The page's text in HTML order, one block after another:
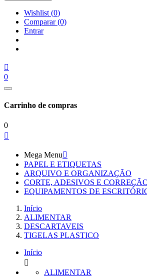
Wishlist (0)
Comparar(0)
Entrar

0
Carrinho de compras
0

Mega Menu
PAPEL E ETIQUETAS
ARQUIVO E ORGANIZAÇÃO
CORTE, ADESIVOS E
EQUIPAMENTOS DE
Início
ALIMENTAR
DESCARTAVEIS
TIGELAS PLASTICO
Início

ALIMENTAR